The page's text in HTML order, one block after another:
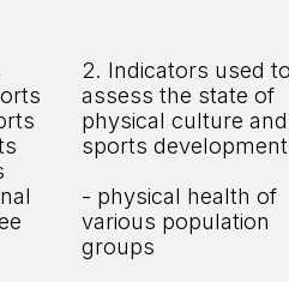
2. Indicators used
assess the state of
physical culture and
sports
- physical health of
various population
groups